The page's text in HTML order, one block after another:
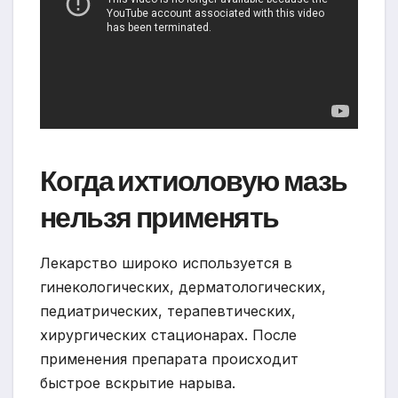
Когда ихтиоловую мазь
нельзя применять
Лекарство широко используется в
гинекологических, дерматологических,
педиатрических, терапевтических,
хирургических стационарах. После
применения препарата происходит
быстрое вскрытие нарыва.